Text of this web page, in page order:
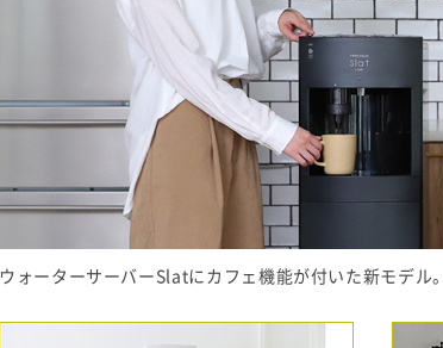
ウォーターサーバーSlatにカフェ機能が付いた新モデル。